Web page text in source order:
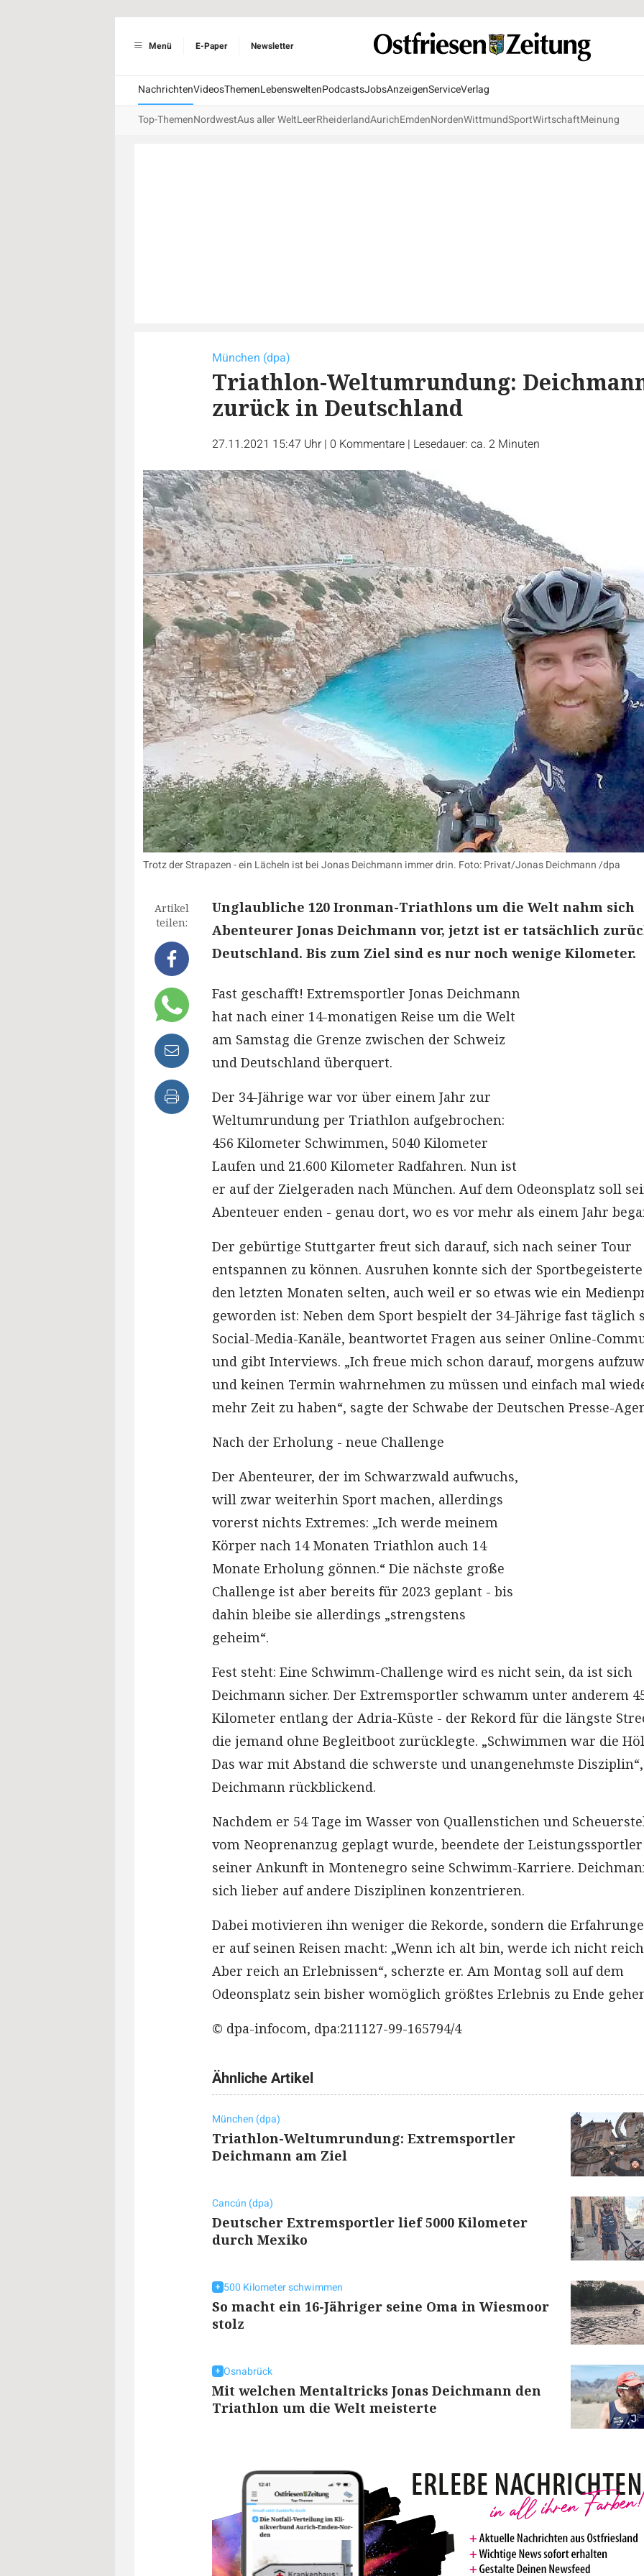
Menü E-Paper Newsletter
NachrichtenVideosThemenLebensweltenPodcastsJobsAnzeigenServiceVerlag
Top-ThemenNordwestAus aller WeltLeerRheiderlandAurichEmdenNordenWittmundSportWirtschaftMeinung
München (dpa)
Triathlon-Weltumrundung:
zurück in Deutschland
27.11.2021 15:47 Uhr | 0 Kommentare | Lesedauer: ca. 2 Minuten
Trotz der Strapazen - ein Lächeln ist bei Jonas Deichmann immer drin. Foto: Privat/Jonas Deichmann /dpa
Artikel
teilen:
Unglaubliche 120 Ironman-Triathlons um die Welt nahm sich
Abenteurer Jonas Deichmann vor, jetzt ist er tatsächlich
Deutschland. Bis zum Ziel sind es nur noch wenige Kilometer.
Fast geschafft! Extremsportler Jonas Deichmann
hat nach einer 14-monatigen Reise um die Welt
am Samstag die Grenze zwischen der Schweiz
und Deutschland überquert.
Der 34-Jährige war vor über einem Jahr zur
Weltumrundung per Triathlon aufgebrochen:
456 Kilometer Schwimmen, 5040 Kilometer
Laufen und 21.600 Kilometer Radfahren. Nun ist
er auf der Zielgeraden nach München. Auf dem Odeonsplatz soll
Abenteuer enden - genau dort, wo es vor mehr als einem Jahr
Der gebürtige Stuttgarter freut sich darauf, sich nach seiner Tour
entspannen zu können. Ausruhen konnte sich der
den letzten Monaten selten, auch weil er so etwas wie ein
geworden ist: Neben dem Sport bespielt der 34-Jährige fast täglich
Social-Media-Kanäle, beantwortet Fragen aus seiner Online-
und gibt Interviews. „Ich freue mich schon darauf, morgens
und keinen Termin wahrnehmen zu müssen und einfach mal
mehr Zeit zu haben“, sagte der Schwabe der Deutschen Presse-
Nach der Erholung - neue Challenge
Der Abenteurer, der im Schwarzwald aufwuchs,
will zwar weiterhin Sport machen, allerdings
vorerst nichts Extremes: „Ich werde meinem
Körper nach 14 Monaten Triathlon auch 14
Monate Erholung gönnen.“ Die nächste große
Challenge ist aber bereits für 2023 geplant - bis
dahin bleibe sie allerdings „strengstens
geheim“.
Fest steht: Eine Schwimm-Challenge wird es nicht sein, da ist sich
Deichmann sicher. Der Extremsportler schwamm unter anderem
Kilometer entlang der Adria-Küste - der Rekord für die längste
die jemand ohne Begleitboot zurücklegte. „Schwimmen war die
Das war mit Abstand die schwerste und unangenehmste
Deichmann rückblickend.
Nachdem er 54 Tage im Wasser von Quallenstichen und
vom Neoprenanzug geplagt wurde, beendete der
seiner Ankunft in Montenegro seine Schwimm-Karriere.
sich lieber auf andere Disziplinen konzentrieren.
Dabei motivieren ihn weniger die Rekorde, sondern die
er auf seinen Reisen macht: „Wenn ich alt bin, werde ich nicht
Aber reich an Erlebnissen“, scherzte er. Am Montag soll auf dem
Odeonsplatz sein bisher womöglich größtes Erlebnis zu Ende
© dpa-infocom, dpa:211127-99-165794/4
Ähnliche Artikel
München (dpa)
Triathlon-Weltumrundung: Extremsportler
Deichmann am Ziel
Cancún (dpa)
Deutscher Extremsportler lief 5000 Kilometer
durch Mexiko
500 Kilometer schwimmen
So macht ein 16-Jähriger seine Oma in Wiesmoor
stolz
Osnabrück
Mit welchen Mentaltricks Jonas Deichmann den
Triathlon um die Welt meisterte